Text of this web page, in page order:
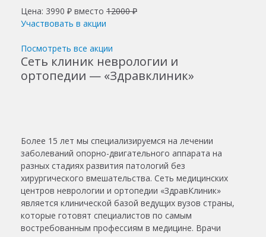
Цена: 3990 ₽ вместо 12000 ₽
Участвовать в акции
Посмотреть все акции
Сеть клиник неврологии и
ортопедии — «Здравклиник»
Более 15 лет мы специализируемся на лечении
заболеваний опорно-двигательного аппарата на
разных стадиях развития патологий без
хирургического вмешательства. Сеть медицинских
центров неврологии и ортопедии «ЗдравКлиник»
является клинической базой ведущих вузов страны,
которые готовят специалистов по самым
востребованным профессиям в медицине. Врачи